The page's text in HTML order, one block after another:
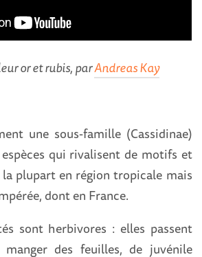
or et rubis, parAndreas Kay
une sous-famille (Cassidinae)
qui rivalisent de motifs et
plupart en région tropicale mais
dont en France.
sont herbivores : elles passent
des feuilles, de juvénile